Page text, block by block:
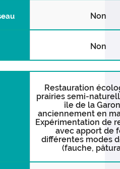
Non
Non
Restauration
prairies semi-
île de la
anciennement en
Expérimentation de
avec apport de
différentes modes
(fauche,